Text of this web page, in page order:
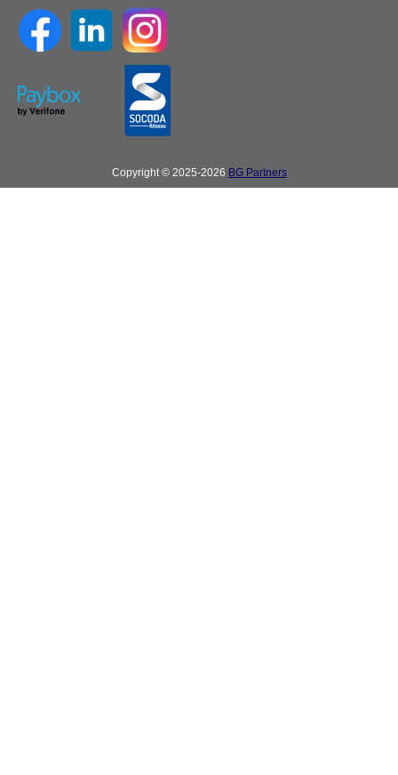
Copyright © 2025-2026 BG Partners